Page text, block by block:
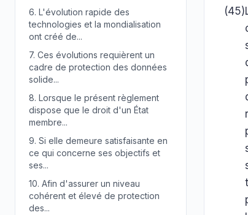
6. L'évolution rapide des
technologies et la mondialisation
ont créé de...
7. Ces évolutions requièrent un
cadre de protection des données
solide...
8. Lorsque le présent règlement
dispose que le droit d'un État
membre...
9. Si elle demeure satisfaisante en
ce qui concerne ses objectifs et
ses...
10. Afin d'assurer un niveau
cohérent et élevé de protection
des...
(45)